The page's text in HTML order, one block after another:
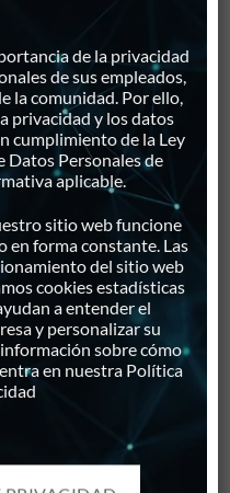
de la privacidad
de sus empleados,
la comunidad. Por ello,
privacidad y los datos
cumplimiento de la Ley
Datos Personales de
aplicable.
sitio web funcione
en forma constante. Las
del sitio web
cookies estadísticas
a entender el
y personalizar su
sobre cómo
en nuestra Política
PRIVACIDAD